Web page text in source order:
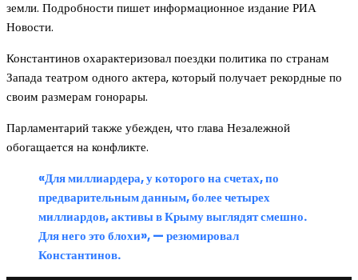
земли. Подробности пишет информационное издание РИА
Новости.
Константинов охарактеризовал поездки политика по странам
Запада театром одного актера, который получает рекордные по
своим размерам гонорары.
Парламентарий также убежден, что глава Незалежной
обогащается на конфликте.
«Для миллиардера, у которого на счетах, по
предварительным данным, более четырех
миллиардов, активы в Крыму выглядят смешно.
Для него это блохи», — резюмировал
Константинов.